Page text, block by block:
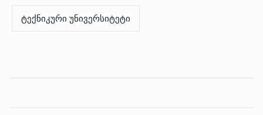
ტექნიკური უნივერსიტეტი